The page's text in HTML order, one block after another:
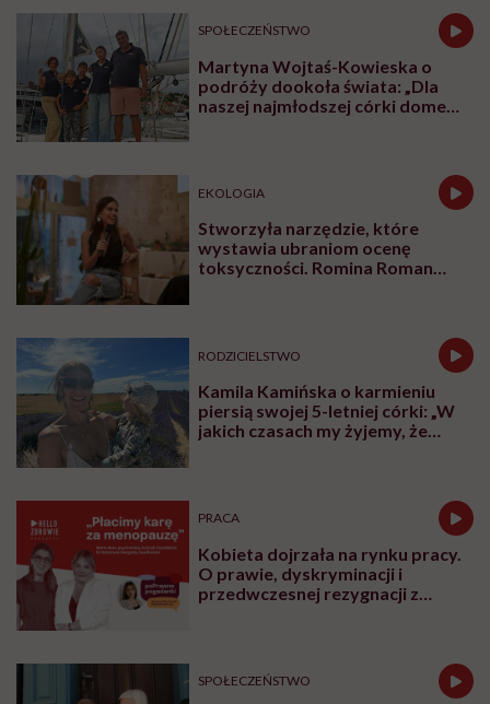
SPOŁECZEŃSTWO
Martyna Wojtaś-Kowieska o
podróży dookoła świata: „Dla
naszej najmłodszej córki domem
EKOLOGIA
Stworzyła narzędzie, które
wystawia ubraniom ocenę
toksyczności. Romina Roman
RODZICIELSTWO
Kamila Kamińska o karmieniu
piersią swojej 5-letniej córki: „W
jakich czasach my żyjemy, że
PRACA
Kobieta dojrzała na rynku pracy.
O prawie, dyskryminacji i
przedwczesnej rezygnacji z
SPOŁECZEŃSTWO